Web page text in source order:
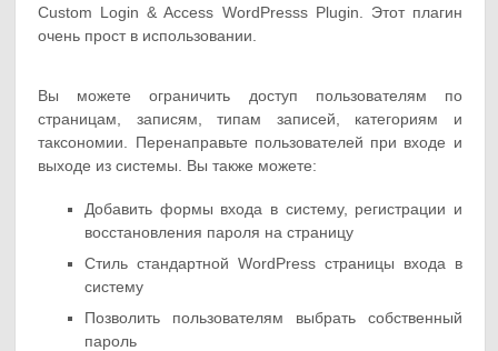
Custom Login & Access WordPresss Plugin. Этот плагин
очень прост в использовании.
Вы можете ограничить доступ пользователям по
страницам, записям, типам записей, категориям и
таксономии. Перенаправьте пользователей при входе и
выходе из системы. Вы также можете:
Добавить формы входа в систему, регистрации и
восстановления пароля на страницу
Стиль стандартной WordPress страницы входа в
систему
Позволить пользователям выбрать собственный
пароль